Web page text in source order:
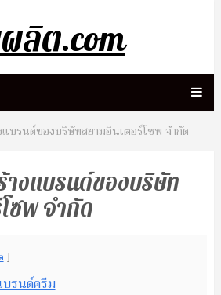
ลิต.com
บรนด์ของบริษัทสยามอินเตอร์โซพ จำกัด
งแบรนด์ของบริษัท
ซพ จำกัด
บรนด์ครีม